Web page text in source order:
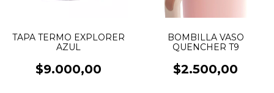
TAPA TERMO EXPLORER
AZUL
$9.000,00
BOMBILLA VASO
QUENCHER T9
$2.500,00